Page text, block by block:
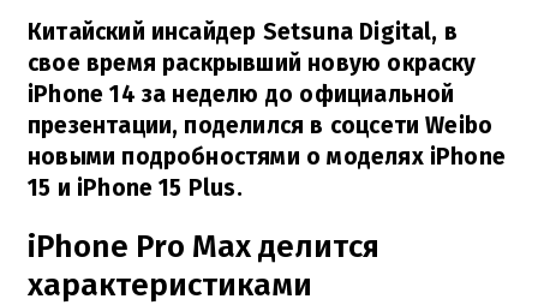
Китайский инсайдер Setsuna Digital, в
свое время раскрывший новую окраску
iPhone 14 за неделю до официальной
презентации, поделился в соцсети Weibo
новыми подробностями о моделях iPhone
15 и iPhone 15 Plus.
iPhone Pro Max делится
характеристиками